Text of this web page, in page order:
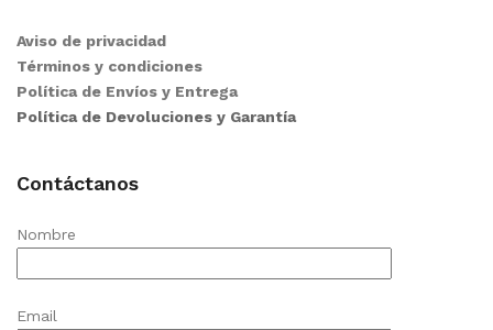
Aviso de privacidad
Términos y condiciones
Política de Envíos y Entrega
Política de Devoluciones y Garantía
Contáctanos
Nombre
Email